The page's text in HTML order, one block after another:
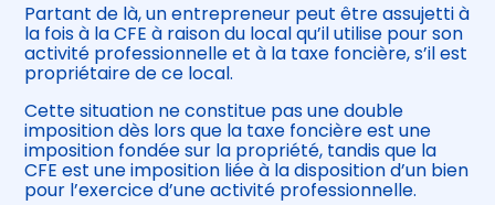
Partant de là, un entrepreneur peut être assujetti à
la fois à la CFE à raison du local qu’il utilise pour son
activité professionnelle et à la taxe foncière, s’il est
propriétaire de ce local.
Cette situation ne constitue pas une double
imposition dès lors que la taxe foncière est une
imposition fondée sur la propriété, tandis que la
CFE est une imposition liée à la disposition d’un bien
pour l’exercice d’une activité professionnelle.